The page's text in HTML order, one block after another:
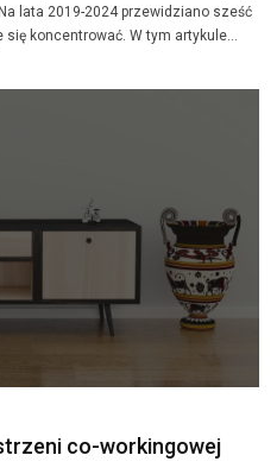
lata 2019-2024 przewidziano sześć
się koncentrować. W tym artykule...
co-workingowej